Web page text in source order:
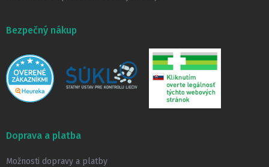
Bezpečný nákup
Doprava a platba
Možnosti dopravy a platby